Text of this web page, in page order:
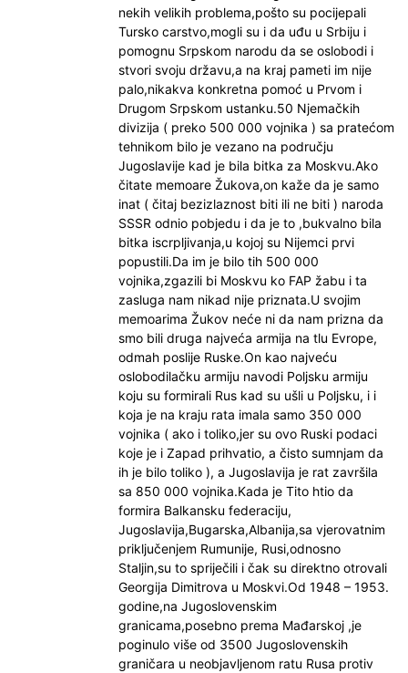
nekih velikih problema,pošto su pocijepali
Tursko carstvo,mogli su i da uđu u Srbiju i
pomognu Srpskom narodu da se oslobodi i
stvori svoju državu,a na kraj pameti im nije
palo,nikakva konkretna pomoć u Prvom i
Drugom Srpskom ustanku.50 Njemačkih
divizija ( preko 500 000 vojnika ) sa pratećom
tehnikom bilo je vezano na području
Jugoslavije kad je bila bitka za Moskvu.Ako
čitate memoare Žukova,on kaže da je samo
inat ( čitaj bezizlaznost biti ili ne biti ) naroda
SSSR odnio pobjedu i da je to ,bukvalno bila
bitka iscrpljivanja,u kojoj su Nijemci prvi
popustili.Da im je bilo tih 500 000
vojnika,zgazili bi Moskvu ko FAP žabu i ta
zasluga nam nikad nije priznata.U svojim
memoarima Žukov neće ni da nam prizna da
smo bili druga najveća armija na tlu Evrope,
odmah poslije Ruske.On kao najveću
oslobodilačku armiju navodi Poljsku armiju
koju su formirali Rus kad su ušli u Poljsku, i i
koja je na kraju rata imala samo 350 000
vojnika ( ako i toliko,jer su ovo Ruski podaci
koje je i Zapad prihvatio, a čisto sumnjam da
ih je bilo toliko ), a Jugoslavija je rat završila
sa 850 000 vojnika.Kada je Tito htio da
formira Balkansku federaciju,
Jugoslavija,Bugarska,Albanija,sa vjerovatnim
priključenjem Rumunije, Rusi,odnosno
Staljin,su to spriječili i čak su direktno otrovali
Georgija Dimitrova u Moskvi.Od 1948 – 1953.
godine,na Jugoslovenskim
granicama,posebno prema Mađarskoj ,je
poginulo više od 3500 Jugoslovenskih
graničara u neobjavljenom ratu Rusa protiv